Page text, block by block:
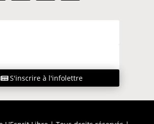
S'inscrire à l'infolettre